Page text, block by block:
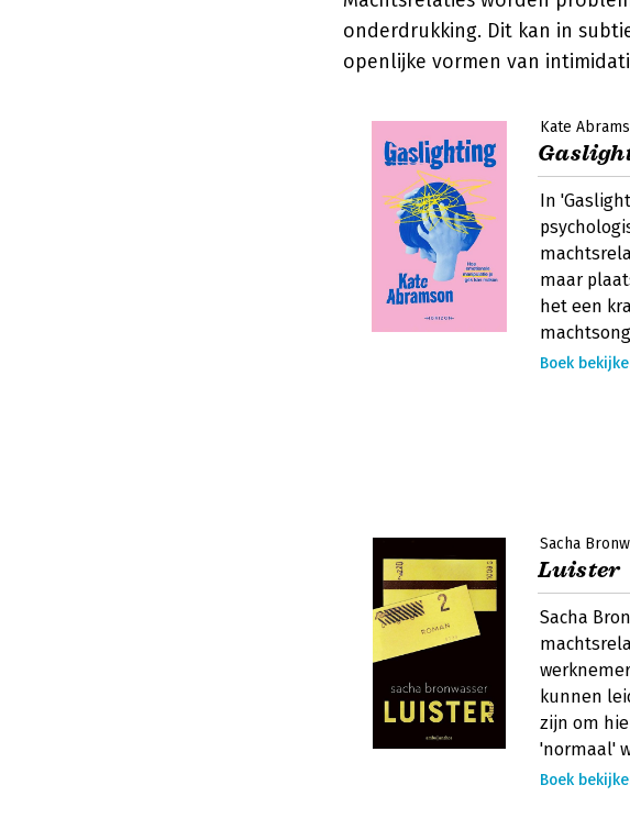
onderdrukking. Dit kan in
openlijke vormen van
Kate
In
maar
het een
Boek
Sacha
Luister
Sacha
kunnen
zijn om
'normaal'
Boek